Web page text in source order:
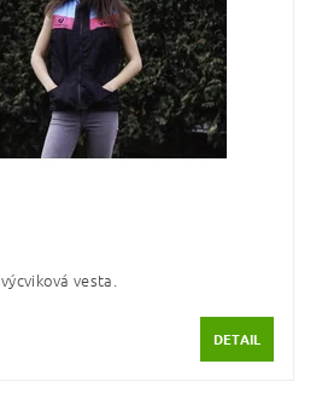
vesta.
DETAIL